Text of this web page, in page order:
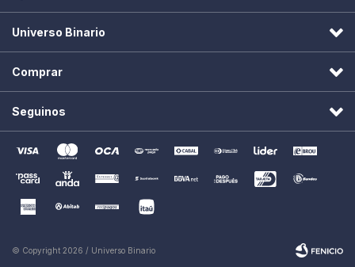
Universo Binario
Comprar
Seguinos
© Copyright 2026 / Universo Binario